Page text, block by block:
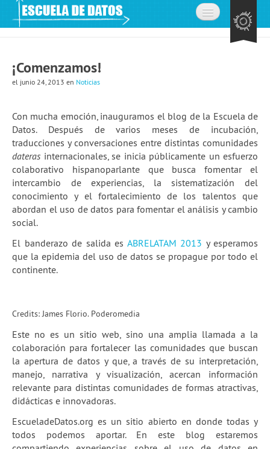
Acerca de
Preguntas frecuentes
Contacto
Aprende
Expedición de datos
Cursos
Explorando datos: la misión
Únete a la comunidad
Skillshares de Escuela
Guía Quartz: Limpieza de datos
Blog
Experiencias
¡Comenzamos!
el junio 24, 2013 en Noticias
Con mucha emoción, inauguramos el blog de la Escuela de
Datos. Después de varios meses de incubación,
traducciones y conversaciones entre distintas comunidades
dateras internacionales, se inicia públicamente un esfuerzo
colaborativo hispanoparlante que busca fomentar el
intercambio de experiencias, la sistematización del
conocimiento y el fortalecimiento de los talentos que
abordan el uso de datos para fomentar el análisis y cambio
social.
El banderazo de salida es ABRELATAM 2013 y esperamos
que la epidemia del uso de datos se propague por todo el
continente.
Credits: James Florio. Poderomedia
Este no es un sitio web, sino una amplia llamada a la
colaboración para fortalecer las comunidades que buscan
la apertura de datos y que, a través de su interpretación,
manejo, narrativa y visualización, acercan información
relevante para distintas comunidades de formas atractivas,
didácticas e innovadoras.
EscueladeDatos.org es un sitio abierto en donde todas y
todos podemos aportar. En este blog estaremos